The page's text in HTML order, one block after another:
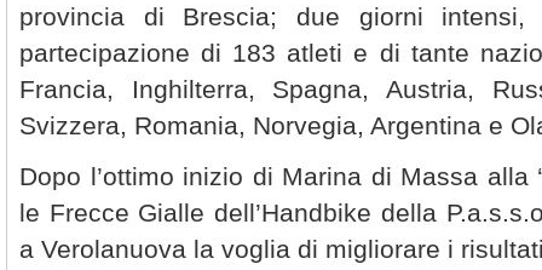
provincia di Brescia; due giorni
partecipazione di 183 atleti e di tante
Francia, Inghilterra, Spagna, Austria,
Svizzera, Romania, Norvegia, Argentina e
Dopo l’ottimo inizio di Marina di Massa alla
le Frecce Gialle dell’Handbike della
a Verolanuova la voglia di migliorare i